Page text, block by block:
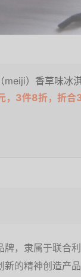
meiji）香草味冰
，3件8折，折
，隶属于联合
的精神创造产